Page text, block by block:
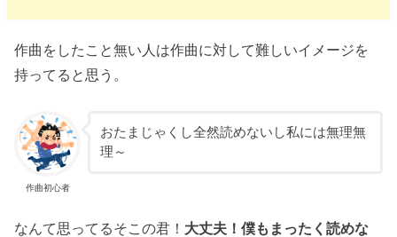
作曲をしたこと無い人は作曲に対して難しいイメージを
持ってると思う。
作曲初心者
おたまじゃくし全然読めないし私には無理無
理～
なんて思ってるそこの君！ 大丈夫！僕もまったく読めな